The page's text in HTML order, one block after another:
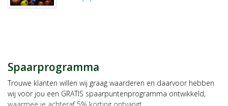
Spaarprogramma
Trouwe klanten willen wij graag waarderen en daarvoor hebben
wij voor jou een GRATIS spaarpuntenprogramma ontwikkeld,